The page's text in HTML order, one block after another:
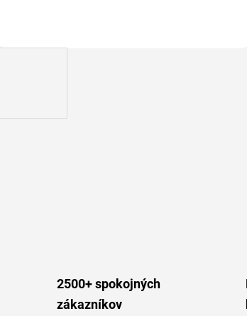
2500+ spokojných
zákazníkov